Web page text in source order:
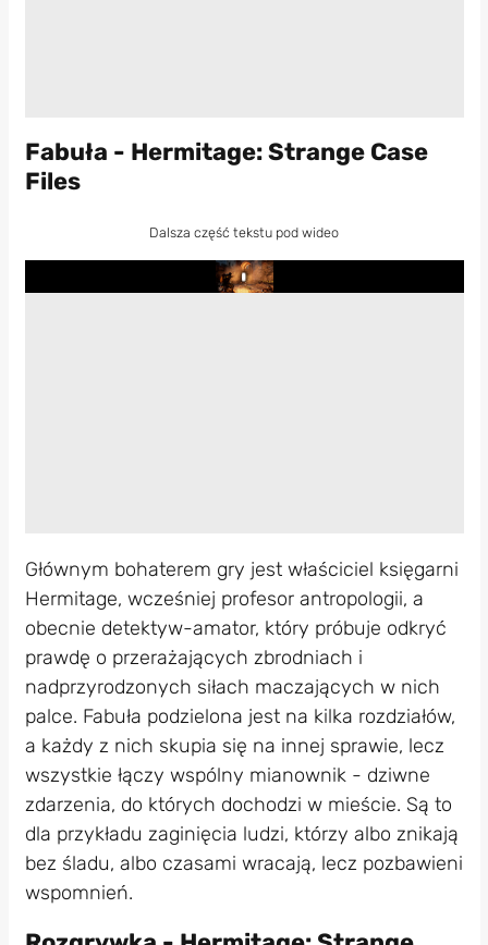
Fabuła - Hermitage: Strange Case
Files
Dalsza część tekstu pod wideo
Play
Głównym bohaterem gry jest właściciel księgarni
Hermitage, wcześniej profesor antropologii, a
obecnie detektyw-amator, który próbuje odkryć
prawdę o przerażających zbrodniach i
nadprzyrodzonych siłach maczających w nich
palce. Fabuła podzielona jest na kilka rozdziałów,
a każdy z nich skupia się na innej sprawie, lecz
wszystkie łączy wspólny mianownik - dziwne
zdarzenia, do których dochodzi w mieście. Są to
dla przykładu zaginięcia ludzi, którzy albo znikają
bez śladu, albo czasami wracają, lecz pozbawieni
wspomnień.